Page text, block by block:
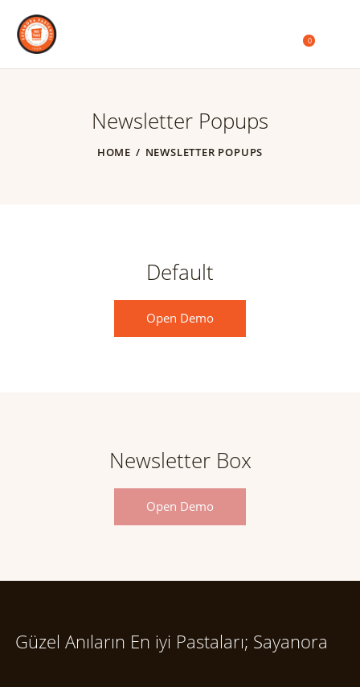
0
Newsletter Popups
HOME NEWSLETTER POPUPS
Default
Open Demo
Newsletter Box
Open Demo
Güzel Anıların En iyi Pastaları; Sayanora